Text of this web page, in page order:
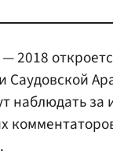
2018
Саудовской
наблюдать за